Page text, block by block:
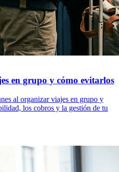
en grupo y cómo evitarlos
al organizar viajes en grupo y
los cobros y la gestión de tu